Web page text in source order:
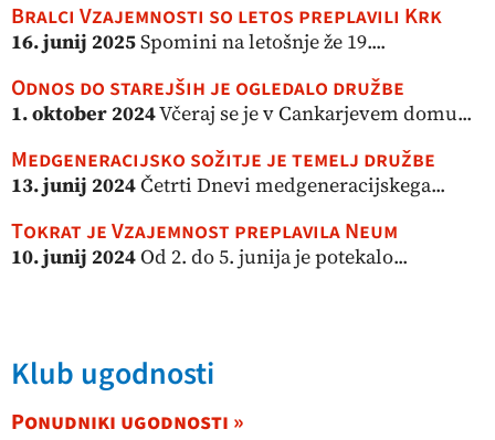
Bralci Vzajemnosti so letos preplavili Krk
16. junij 2025Spomini na letošnje že 19....
Odnos do starejših je ogledalo družbe
1. oktober 2024Včeraj se je v Cankarjevem domu...
Medgeneracijsko sožitje je temelj družbe
13. junij 2024Četrti Dnevi medgeneracijskega...
Tokrat je Vzajemnost preplavila Neum
10. junij 2024Od 2. do 5. junija je potekalo...
Klub ugodnosti
Ponudniki ugodnosti »